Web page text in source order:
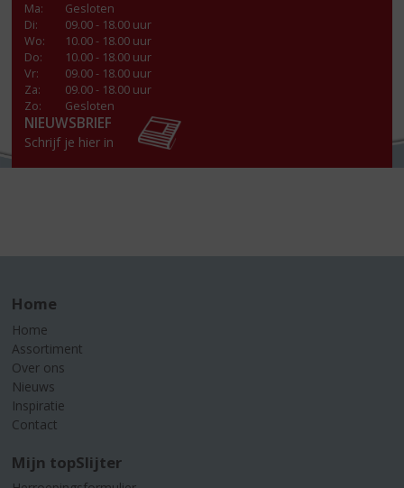
Ma:
Gesloten
Di:
09.00 - 18.00 uur
Wo:
10.00 - 18.00 uur
Do:
10.00 - 18.00 uur
Vr:
09.00 - 18.00 uur
Za:
09.00 - 18.00 uur
Zo:
Gesloten
NIEUWSBRIEF
Schrijf je hier in
Home
Home
Assortiment
Over ons
Nieuws
Inspiratie
Contact
Mijn topSlijter